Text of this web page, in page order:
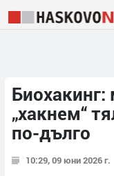
„хакнем“
по-дълго
10:29, 09 юни 2026 г.